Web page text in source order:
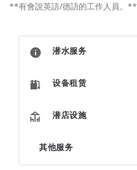
**有會說英語/德語的工作人員。**
潜水服务
设备租赁
潜店设施
其他服务